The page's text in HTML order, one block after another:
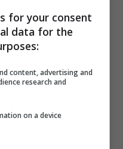
nostro video è
ricevuto
da tutto il
da tanti
for your consent
data for the
content, advertising and
research and
on a device